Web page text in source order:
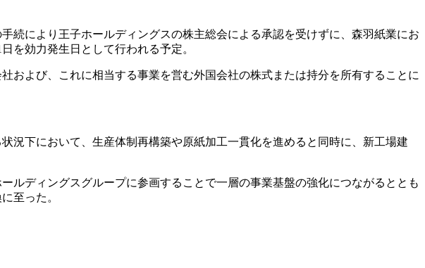
続により王子ホールディングスの株主総会による承認を受けずに、森羽紙業にお
を効力発生日として行われる予定。
および、これに相当する事業を営む外国会社の株式または持分を所有することに
況下において、生産体制再構築や原紙加工一貫化を進めると同時に、新工場建
ルディングスグループに参画することで一層の事業基盤の強化につながるととも
至った。